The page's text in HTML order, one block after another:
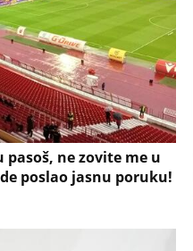
pasoš, ne zovite me u
poslao jasnu poruku!